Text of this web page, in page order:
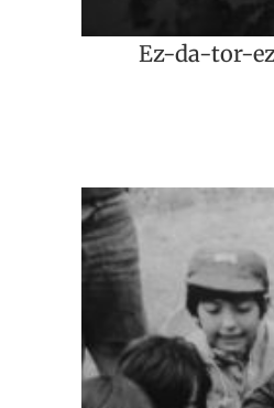
Ez-da-tor-